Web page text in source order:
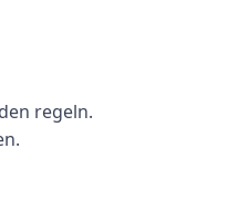
regeln.